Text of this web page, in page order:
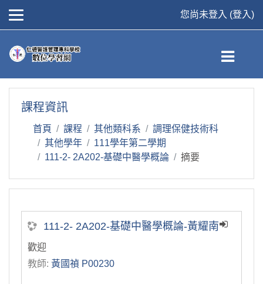
您尚未登入 (登入)
課程資訊
首頁 課程 其他類科系
調理保健技術科
其他學年
111學年第二學期
111-2- 2A202-基礎中醫學概論
摘要
111-2- 2A202-基礎中醫學概論-黃耀南
歡迎
教師: 黃國禎 P00230